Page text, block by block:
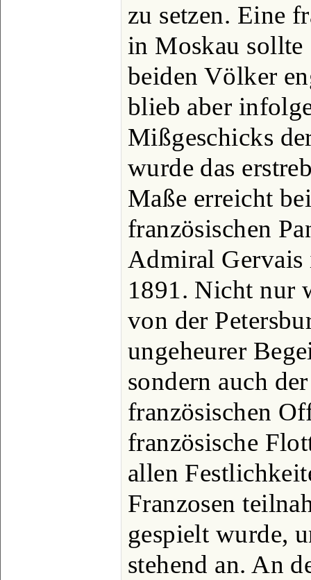
zu setzen. Eine
in Moskau sollte
beiden Völker
blieb aber
Mißgeschicks
wurde das
Maße erreicht
französischen
Admiral
1891. Nicht nur
von der
ungeheurer
sondern auch
französischen
französische
allen
Franzosen
gespielt wurde,
stehend an. An